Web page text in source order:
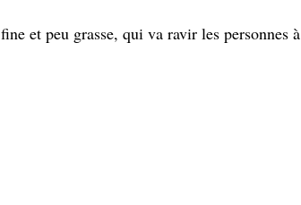
et peu grasse, qui va ravir les personnes à